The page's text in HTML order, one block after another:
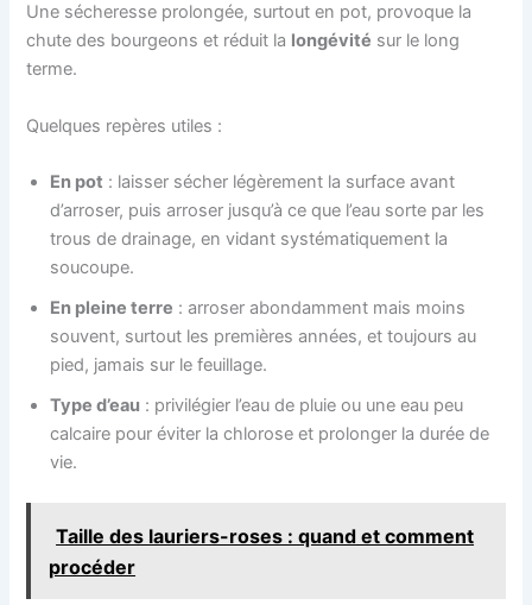
Une sécheresse prolongée, surtout en pot, provoque la
chute des bourgeons et réduit la longévité sur le long
terme.
Quelques repères utiles :
En pot : laisser sécher légèrement la surface avant
d’arroser, puis arroser jusqu’à ce que l’eau sorte par les
trous de drainage, en vidant systématiquement la
soucoupe.
En pleine terre : arroser abondamment mais moins
souvent, surtout les premières années, et toujours au
pied, jamais sur le feuillage.
Type d’eau : privilégier l’eau de pluie ou une eau peu
calcaire pour éviter la chlorose et prolonger la durée de
vie.
Taille des lauriers-roses : quand et comment
procéder